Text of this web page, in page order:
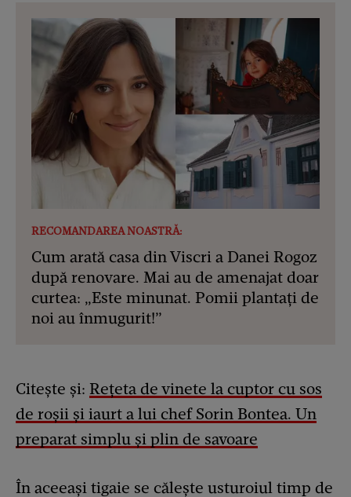
RECOMANDAREA NOASTRĂ:
Cum arată casa din Viscri a Danei Rogoz
după renovare. Mai au de amenajat doar
curtea: „Este minunat. Pomii plantați de
noi au înmugurit!”
Citește și: Rețeta de vinete la cuptor cu sos
de roșii și iaurt a lui chef Sorin Bontea. Un
preparat simplu și plin de savoare
În aceeași tigaie se călește usturoiul timp de